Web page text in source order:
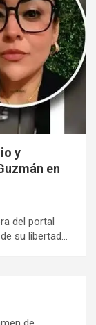
y
en
del portal
su libertad…